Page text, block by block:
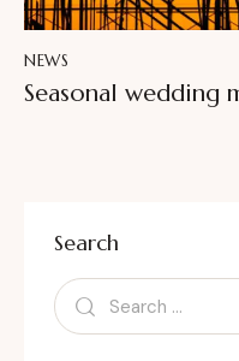
NEWS
Seasonal wedding
Search